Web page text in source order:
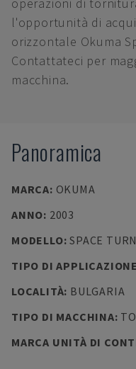
l'opportunità di
orizzontale Okuma
Contattateci per
macchina.
Panoramica
MARCA: OKUMA
ANNO: 2003
MODELLO:SPACE
TIPO DI APPLICAZIONE
LOCALITÀ: BULGARIA
TIPO DI MACCHINA:
MARCA UNITÀ DI